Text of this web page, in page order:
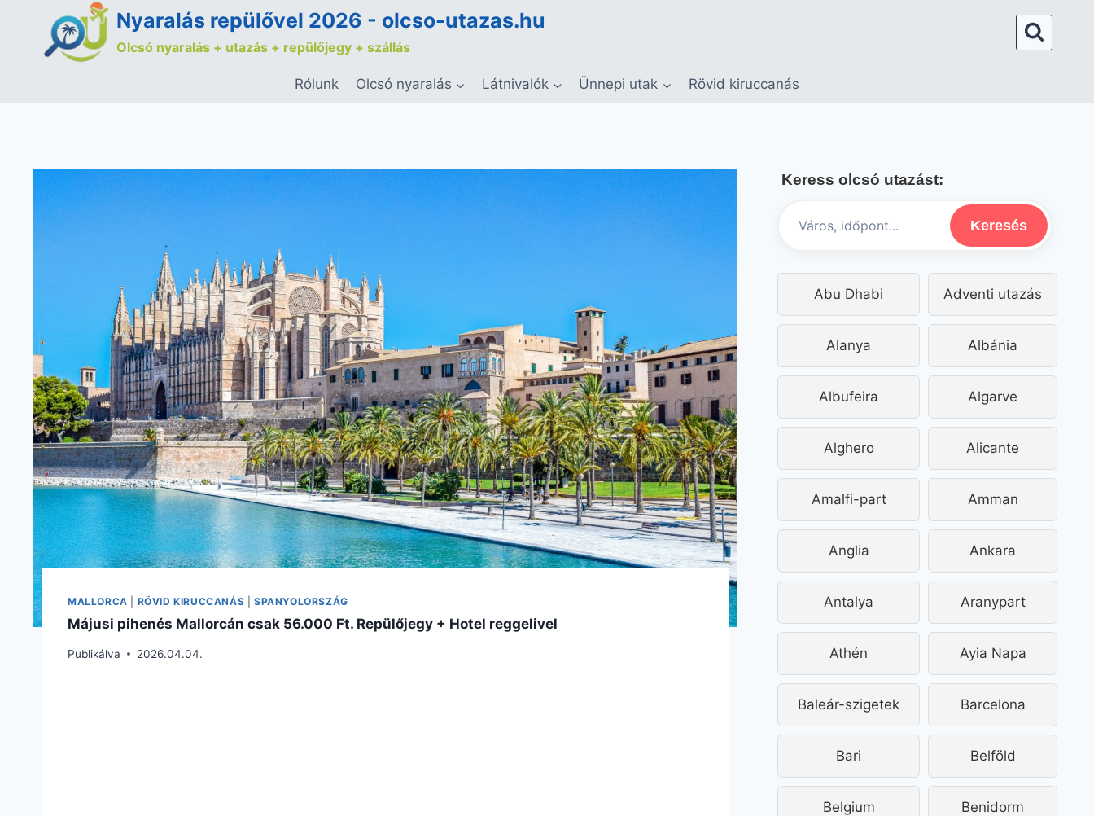
Nyaralás repülővel 2026 - olcso-utazas.hu
Olcsó nyaralás + utazás + repülőjegy + szállás
Rólunk Olcsó nyaralás Látnivalók Ünnepi utak Rövid kiruccanás
MALLORCA RÖVID KIRUCCANÁS |SPANYOLORSZÁG
Májusi pihenés Mallorcán csak 56.000 Ft. Repülőjegy + Hotel reggelivel
Publikálva 2026.04.04.
Keress olcsó utazást:
Keresés
Abu Dhabi Adventi utazás
Alanya Albánia
Albufeira Algarve
Alghero Alicante
Amalfi-part Amman
Anglia Ankara
Antalya Aranypart
Athén Ayia Napa
Baleár-szigetek Barcelona
Bari Belföld
Belgium Benidorm